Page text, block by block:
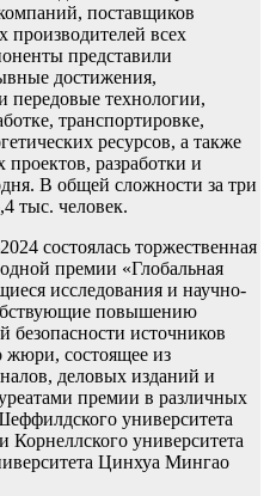
поставщиков
производителей всех
представили
достижения,
передовые технологии,
транспортировке,
ресурсов, а также
разработки и
В общей сложности за три
тыс. человек.
состоялась торжественная
премии «Глобальная
исследования и научно-
повышению
безопасности источников
жюри, состоящее из
деловых изданий и
премии в различных
университета
университета
Цинхуа Мингао